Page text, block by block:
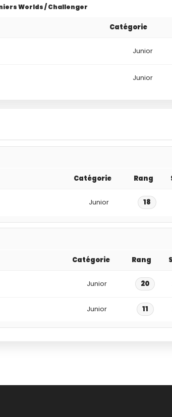
Worlds / Challenger
Catégorie
Junior
Junior
Catégorie Rang
Junior 18
Catégorie Rang
Junior 20
Junior 11